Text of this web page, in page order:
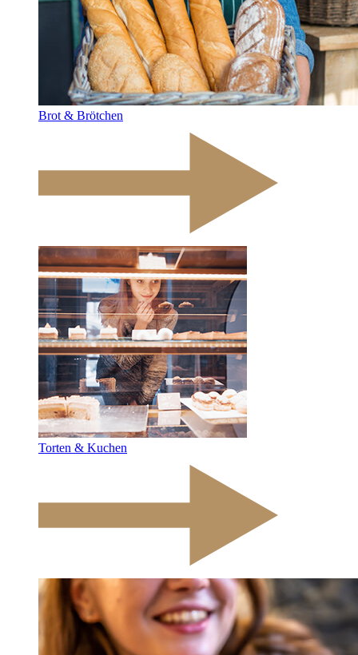
Brot & Brötchen
Torten & Kuchen